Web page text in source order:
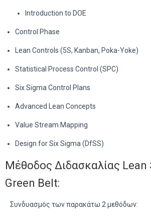
Introduction to DOE
Control Phase
Lean Controls (5S, Kanban, Poka-Yoke)
Statistical Process Control (SPC)
Six Sigma Control Plans
Advanced Lean Concepts
Value Stream Mapping
Design for Six Sigma (DfSS)
Μέθοδος Διδασκαλίας Lean
Green Belt: ‍
Συνδυασμός των παρακάτω 2 μεθόδων: